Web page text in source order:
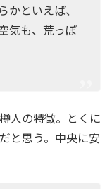
といえば、
気も、荒っぽ
人の特徴。とくに
と思う。中央に安